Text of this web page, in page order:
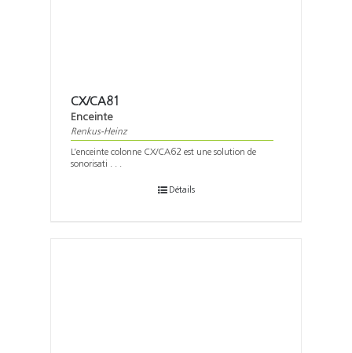
CX/CA81
Enceinte
Renkus-Heinz
L’enceinte colonne CX/CA62 est une solution de
sonorisati . . .
Détails